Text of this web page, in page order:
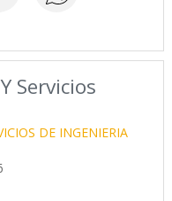
Servicios
DE INGENIERIA